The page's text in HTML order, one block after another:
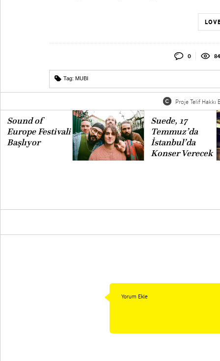
0
Tag: MUBI
Proje Telif Hakkı
Sound of
Europe Festivali
Başlıyor
Suede, 17
Temmuz’da
İstanbul’da
Konser Verecek